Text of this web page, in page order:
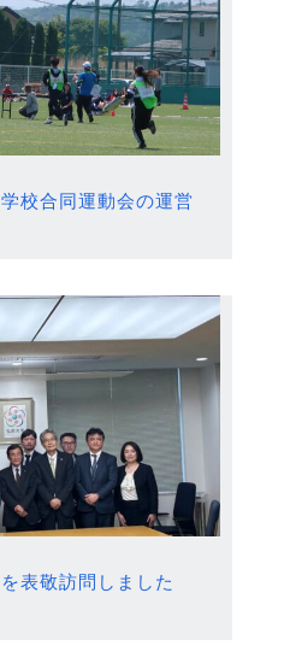
校合同運動会の運営
表敬訪問しました